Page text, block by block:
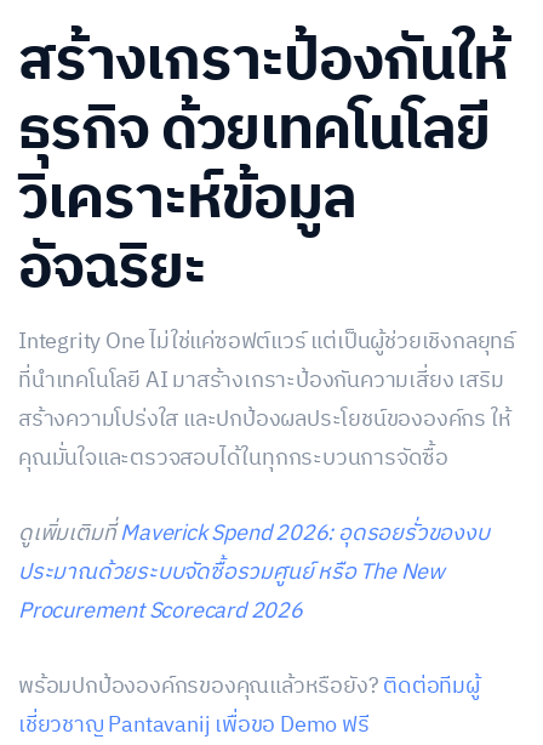
สร้างเกราะป้องกันให้
ธุรกิจ ด้วยเทคโนโลยี
วิเคราะห์ข้อมูล
อัจฉริยะ
Integrity One ไม่ใช่แค่ซอฟต์แวร์ แต่เป็นผู้ช่วยเชิงกลยุทธ์
ที่นำเทคโนโลยี AI มาสร้างเกราะป้องกันความเสี่ยง เสริม
สร้างความโปร่งใส และปกป้องผลประโยชน์ขององค์กร ให้
คุณมั่นใจและตรวจสอบได้ในทุกกระบวนการจัดซื้อ
ดูเพิ่มเติมที่Maverick Spend 2026: อุดรอยรั่วของงบ
ประมาณด้วยระบบจัดซื้อรวมศูนย์ หรือ The New
Procurement Scorecard 2026
พร้อมปกป้ององค์กรของคุณแล้วหรือยัง?ติดต่อทีมผู้
เชี่ยวชาญ Pantavanij เพื่อขอ Demo ฟรี